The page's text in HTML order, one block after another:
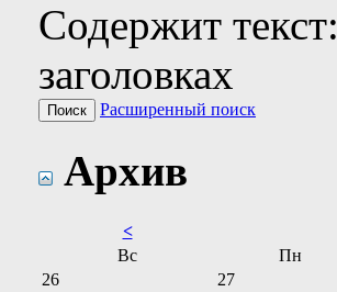
Содержит текст:
заголовках
Расширенный поиск
Архив
<
Вс
Пн
26
27